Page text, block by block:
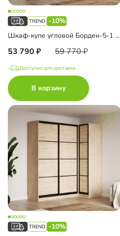
-10%
Шкаф-купе угловой Борден-5-1 1100
53 790 59 770
Доступно для доставки
В корзину
-10%